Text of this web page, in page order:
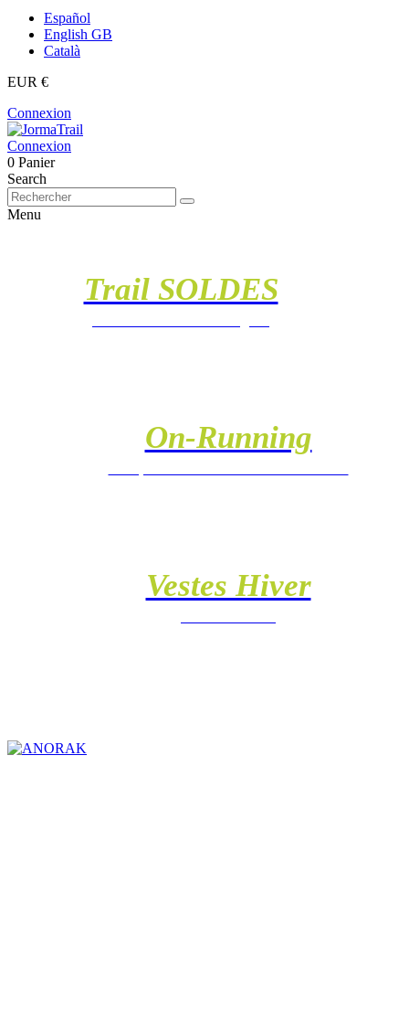
Español
English GB
Català
EUR €
Connexion
Connexion
0 Panier
Search
Menu
Trail SOLDES
On-Running
Vestes Hiver